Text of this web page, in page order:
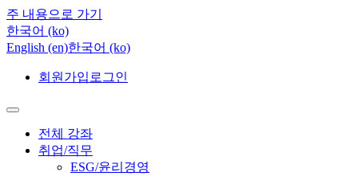
주 내용으로 가기
한국어 ‎(ko)‎
English ‎(en)‎한국어 ‎(ko)‎
회원가입 로그인
전체 강좌
취업/직무
ESG/윤리경영